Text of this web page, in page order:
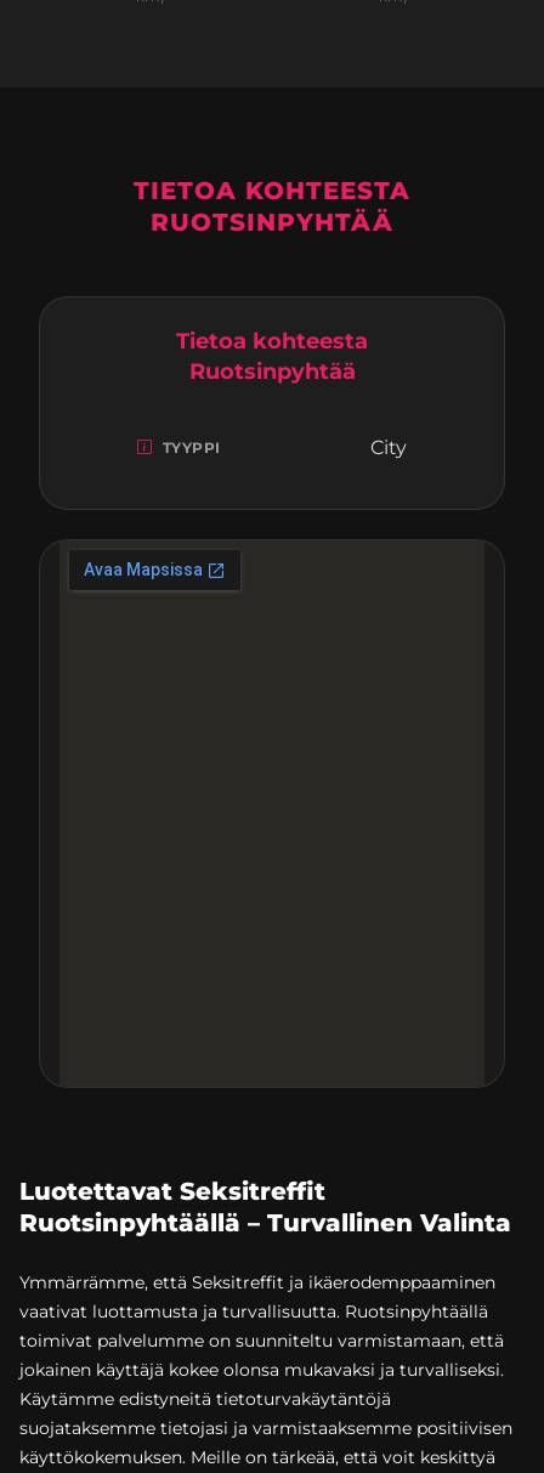
TIETOA KOHTEESTA
RUOTSINPYHTÄÄ
Tietoa kohteesta
Ruotsinpyhtää
TYYPPI City
Luotettavat Seksitreffit
Ruotsinpyhtäällä – Turvallinen Valinta
Ymmärrämme, että Seksitreffit ja ikäerodemppaaminen
vaativat luottamusta ja turvallisuutta. Ruotsinpyhtäällä
toimivat palvelumme on suunniteltu varmistamaan, että
jokainen käyttäjä kokee olonsa mukavaksi ja turvalliseksi.
Käytämme edistyneitä tietoturvakäytäntöjä
suojataksemme tietojasi ja varmistaaksemme positiivisen
käyttökokemuksen. Meille on tärkeää, että voit keskittyä